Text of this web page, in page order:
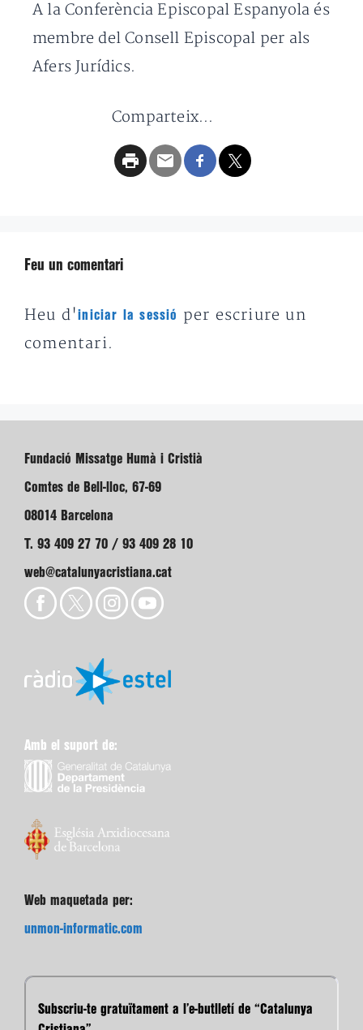
A la Conferència Episcopal Espanyola és
membre del Consell Episcopal per als
Afers Jurídics.
Comparteix...
Feu un comentari
Heu d'iniciar la sessió
per escriure un
comentari.
Fundació Missatge Humà i Cristià
Comtes de Bell-lloc, 67-69
08014 Barcelona
T. 93 409 27 70 / 93 409 28 10
web@catalunyacristiana.cat
Amb el suport de:
Web maquetada per:
unmon-informatic.com
Subscriu-te gratuïtament a l’e-butlletí de “Catalunya